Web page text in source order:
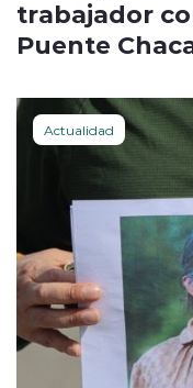
trabajador
Puente
Actualidad